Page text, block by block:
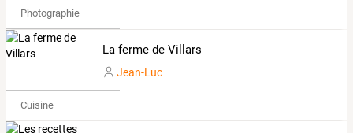
Photographie
La ferme de Villars
Jean-Luc
Cuisine